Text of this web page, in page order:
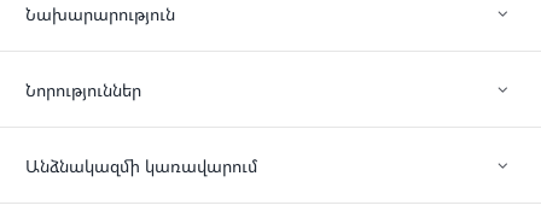
Նախարարություն
Նորություններ
Անձնակազմի կառավարում